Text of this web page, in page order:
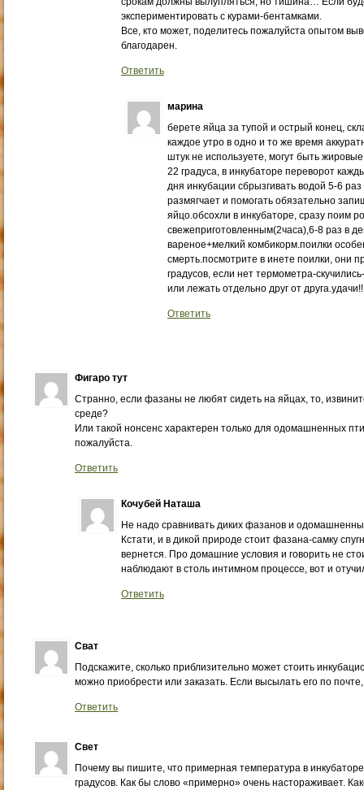
экспериментировать с курами-бентамками.
Все, кто может, поделитесь пожалуйста опытом
благодарен.
Ответить
марина
берете яйца за тупой и острый конец,
каждое утро в одно и то же время
штук не используете, могут быть
22 градуса, в инкубаторе переворот
дня инкубации сбрызгивать водой 5-6
размягчает и помогать обязательно
яйцо.обсохли в инкубаторе, сразу поим
свежеприготовленным(2часа),6-8 раз в
вареное+мелкий комбикорм.поилки
смерть.посмотрите в инете поилки, они
градусов, если нет термометра-
или лежать отдельно друг от
Ответить
Фигаро тут
Странно, если фазаны не любят сидеть на яйцах, то,
среде?
Или такой нонсенс характерен только для одомашненных
пожалуйста.
Ответить
Кочубей Наташа
Не надо сравнивать диких фазанов и
Кстати, и в дикой природе стоит фазана-самку
вернется. Про домашние условия и говорить не
наблюдают в столь интимном процессе, вот и
Ответить
Сват
Подскажите, сколько приблизительно может стоить
можно приобрести или заказать. Если высылать его по
Ответить
Свет
Почему вы пишите, что примерная температура в
градусов. Как бы слово «примерно» очень настораживает.